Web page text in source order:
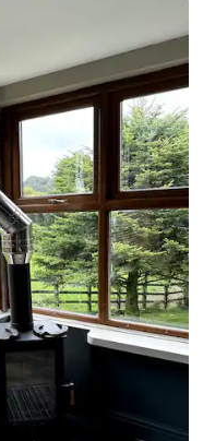
arasında